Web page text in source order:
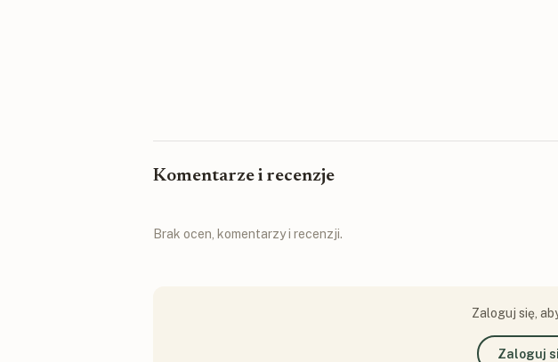
Komentarze i recenzje
Brak ocen, komentarzy i recenzji.
Zaloguj się,
Zaloguj